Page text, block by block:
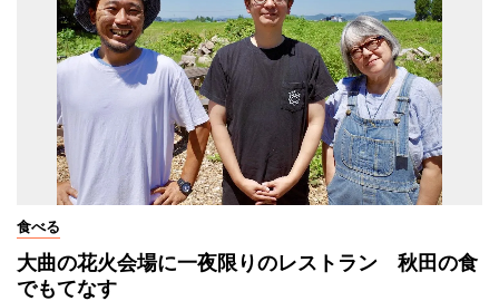
食べる
大曲の花火会場に一夜限りのレストラン 秋田の食
でもてなす